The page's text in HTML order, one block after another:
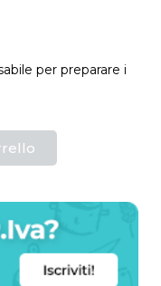
per preparare i